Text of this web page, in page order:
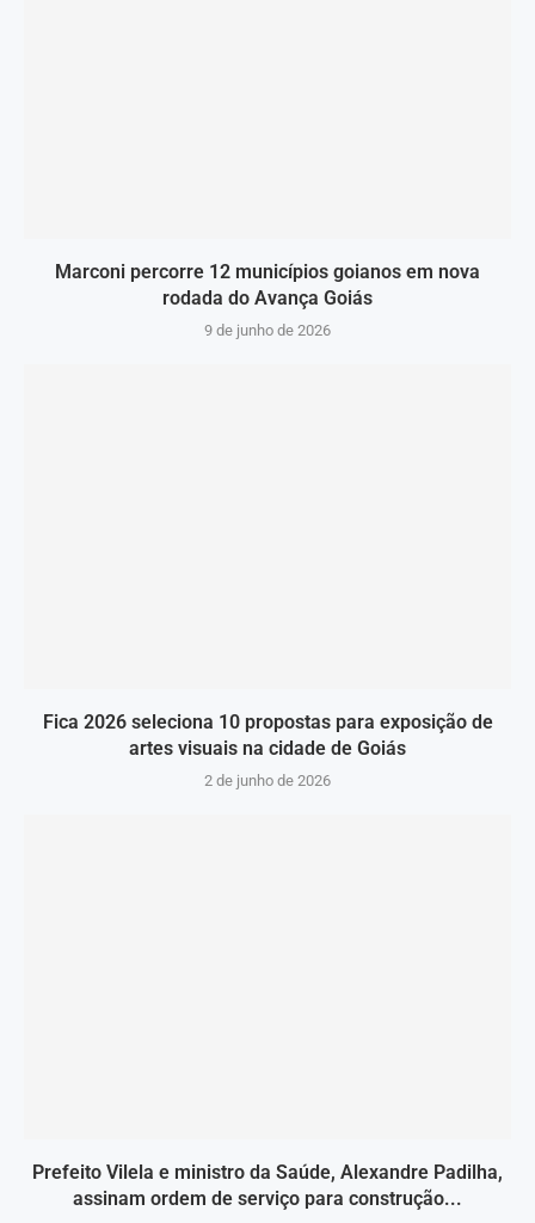
Marconi percorre 12 municípios goianos em nova
rodada do Avança Goiás
9 de junho de 2026
Fica 2026 seleciona 10 propostas para exposição de
artes visuais na cidade de Goiás
2 de junho de 2026
Prefeito Vilela e ministro da Saúde, Alexandre Padilha,
assinam ordem de serviço para construção...